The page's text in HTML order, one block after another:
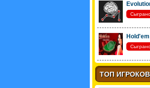
ТОП ИГРОКОВ